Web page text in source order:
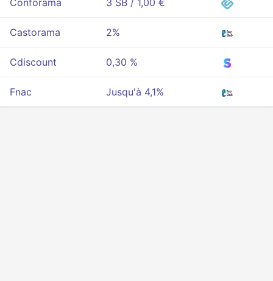
Conforama 3 SB / 1,00 €
Castorama 2%
Cdiscount 0,30 %
Fnac Jusqu'à 4,1%